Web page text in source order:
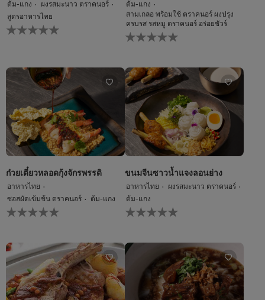
ต้ม-แกง
ผงรสมะนาว ตราคนอร์
สูตรอาหารไทย
ไม่มี
การ
สำหรับ
recipe
นี้
ต้ม-แกง
สามเกลอ พร้อมใช้ ตราคนอร์ ผงปรุง
ครบรส รสหมู ตราคนอร์ อร่อยชัวร์
ไม่มี
การ
สำหรับ
recipe
นี้
ก๋วยเตี๋ยวหลอดกุ้งจักรพรรดิ
อาหารไทย
ซอสผัดเข้มข้น ตราคนอร์
ต้ม-แกง
ไม่มี
การ
สำหรับ
recipe
นี้
ขนมจีนซาวน้ำแจงลอนย่าง
อาหารไทย
ผงรสมะนาว ตราคนอร์
ต้ม-แกง
ไม่มี
การ
สำหรับ
recipe